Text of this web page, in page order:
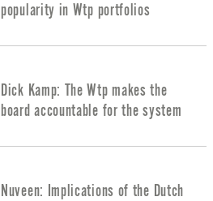
popularity in Wtp portfolios
Dick Kamp: The Wtp makes the
board accountable for the system
Nuveen: Implications of the Dutch